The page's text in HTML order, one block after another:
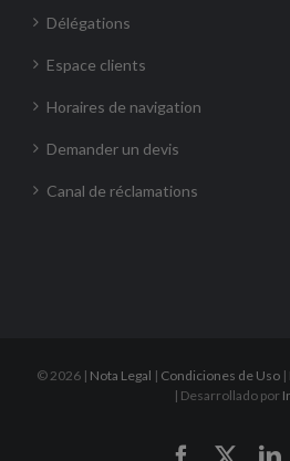
Délégations
Espace clients
Horaires de navigation
Demander un devis
Canal de réclamations
© 2026 | Nota Legal | Condiciones de Uso|
| Desarrollado por
Facebook